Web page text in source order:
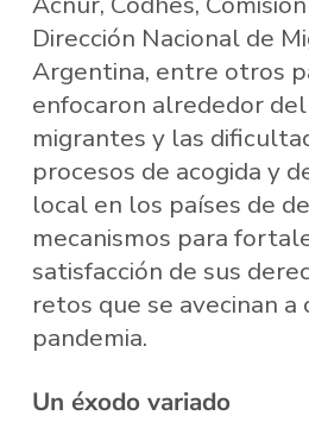
Dirección Nacional de
Argentina, entre otros
enfocaron alrededor
migrantes y las
procesos de acogida y
local en los países de
mecanismos para
satisfacción de sus
retos que se avecinan a
pandemia.
Un éxodo variado